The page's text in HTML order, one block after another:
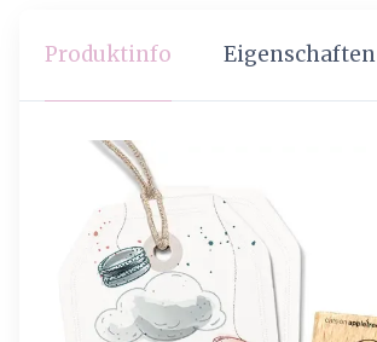
Produktinfo Eigenschaften